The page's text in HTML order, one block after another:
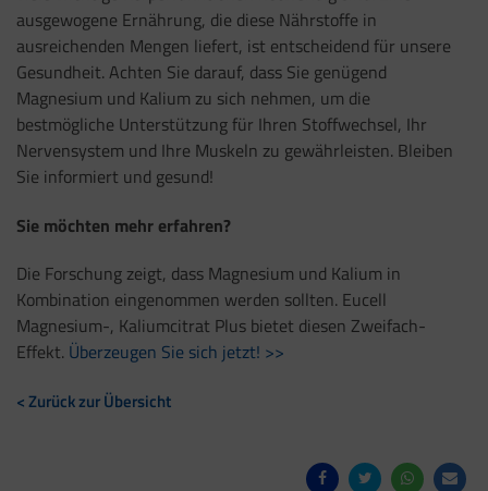
ausgewogene Ernährung, die diese Nährstoffe in
ausreichenden Mengen liefert, ist entscheidend für unsere
Gesundheit. Achten Sie darauf, dass Sie genügend
Magnesium und Kalium zu sich nehmen, um die
bestmögliche Unterstützung für Ihren Stoffwechsel, Ihr
Nervensystem und Ihre Muskeln zu gewährleisten. Bleiben
Sie informiert und gesund!
Sie möchten mehr erfahren?
Die Forschung zeigt, dass Magnesium und Kalium in
Kombination eingenommen werden sollten. Eucell
Magnesium-, Kaliumcitrat Plus bietet diesen Zweifach-
Effekt. Überzeugen Sie sich jetzt! >>
< Zurück zur Übersicht